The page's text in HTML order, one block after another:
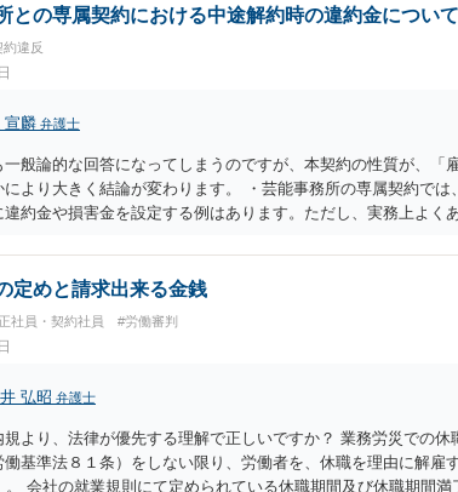
とができません。また、育児休業法関係の問題もあるかもし
との専属契約における中途解約時の違約金につい
違反
宣麟 弁護士
一般論的な回答になってしまうのですが、本契約の性質が、「
により大きく結論が変わります。 ・芸能事務所の専属契約では
違約金や損害金を設定する例はあります。ただし、実務上よく
ではありません。契約が労働契約に近い実態なら労基法16条で
金額が事務所の損害と比べて過大なら無効や減額が争点になり
理的な実費・未回収費用のみ」に限定する、などが典型です
ューしてもらう価値は十分にあると思われます。 争点は、契約
者性があるか、解除事由が双方にどう定められているか、違約
に分かれます。契約前なら、交渉のパワーバランスの問題もあ
争うよりコストを抑えやすいので、資料等を持参の上弁護士に
所側の解除でも、解除理由によってはタレント側に損害賠償が
。ただし、事務所側が一方的に解除したのにタレントへ違約
定めと請求出来る金銭
社員・契約社員 #労働審判
弘昭 弁護士
規より、法律が優先する理解で正しいですか？ 業務労災での
働基準法８１条）をしない限り、労働者を、休職を理由に解雇
。 会社の就業規則にて定められている休職期間及び休職期間